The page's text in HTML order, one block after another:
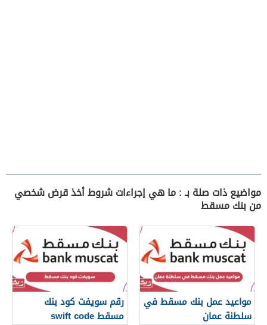
مواضيع ذات صلة بـ : ما هي إجراءات شروط أخذ قرض شخصي
من بنك مسقط
مواعيد عمل بنك مسقط في
سلطنة عمان
رقم سويفت كود بنك
مسقط swift code